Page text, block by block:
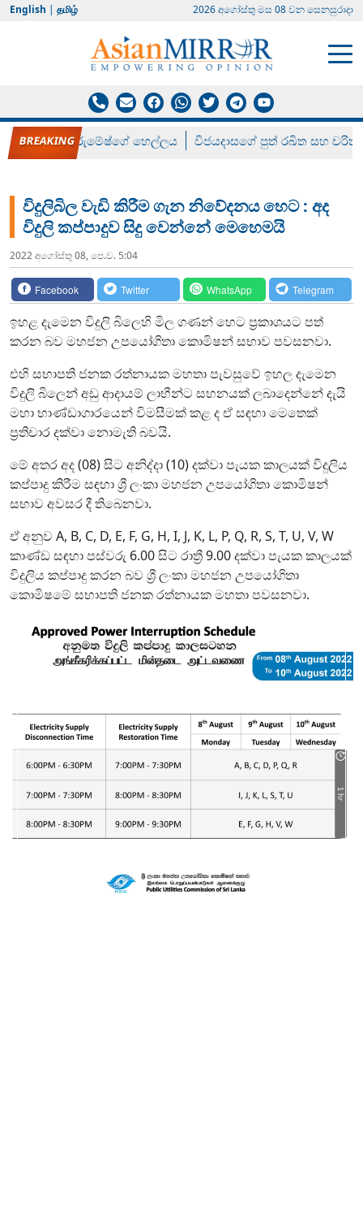
English | தமிழ் 2026 අගෝස්‍තු මස 08 වන සෙනසුරාදා
රන් ගෙනා රුමේෂ්ගේ හෙල්ලය විජයදාසගේ පුත් රඛිත සහ චරිත්
විදුලිබිල වැඩි කිරීම ගැන නිවේදනය හෙට : අද
විදුලි කප්පාදුව සිදු වෙන්නේ මෙහෙමයි
2022 අගෝස්‍තු 08, පෙ.ව. 5:04
Facebook Twitter WhatsApp Telegram
ඉහළ දැමෙන විදුලි බිලෙහි මිල ගණන් හෙට ප්‍රකාශයට පත්
කරන බව මහජන උපයෝගිතා කොමිෂන් සභාව පවසනවා.
එහි සභාපති ජනක රත්නායක මහතා පැවසුවේ ඉහල දැමෙන
විදුලි බිලෙන් අඩු ආදායම් ලාභීන්ට සහනයක් ලබාදෙන්නේ දැයි
මහා භාණ්ඩාගාරයෙන් විමසීමක් කළ ද ඒ සඳහා මෙතෙක්
ප්‍රතිචාර දක්වා නොමැති බවයි.
මේ අතර අද (08) සිට අනිද්දා (10) දක්වා පැයක කාලයක් විදුලිය
කප්පාදු කිරීම සඳහා ශ්‍රී ලංකා මහජන උපයෝගිතා කොමිෂන්
සභාව අවසර දී තිබෙනවා.
ඒ අනුව A, B, C, D, E, F, G, H, I, J, K, L, P, Q, R, S, T, U, V, W
කාණ්ඩ සඳහා පස්වරු 6.00 සිට රාත්‍රී 9.00 දක්වා පැයක කාලයක්
විදුලිය කප්පාදු කරන බව ශ්‍රී ලංකා මහජන උපයෝගිතා
කොමිෂමේ සභාපති ජනක රත්නායක මහතා පවසනවා.